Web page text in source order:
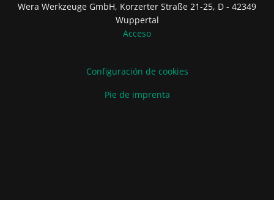
Wera Werkzeuge GmbH, Korzerter Straße 21-25, D - 42349
Wuppertal
Acceso
Configuración de cookies
Pie de imprenta